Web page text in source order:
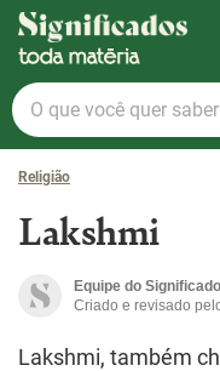
Significados
O
que
você
quer
hoje?
Religião
Lakshmi
Equipe do
Criado e revisado
Lakshmi, também